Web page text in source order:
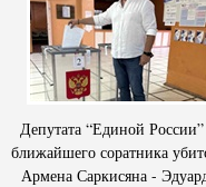
Депутата “Единой
ближайшего соратника
Армена Саркисяна -